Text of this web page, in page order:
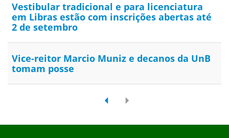
Vestibular tradicional e para licenciatura
em Libras estão com inscrições abertas até
2 de setembro
Vice-reitor Marcio Muniz e decanos da UnB
tomam posse